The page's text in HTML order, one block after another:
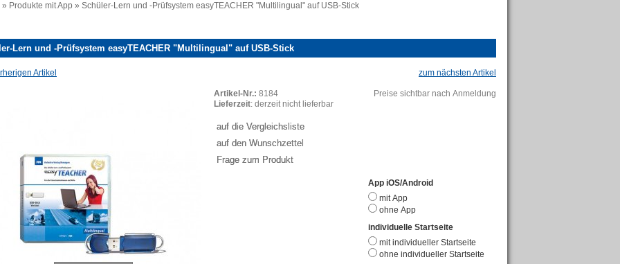
» Produkte mit App » Schüler-Lern und -Prüfsystem easyTEACHER "Multilingual" auf USB-Stick
Lern und -Prüfsystem easyTEACHER "Multilingual" auf USB-Stick
Artikel zum nächsten Artikel
Artikel-Nr.: 8184
Lieferzeit: derzeit nicht lieferbar
auf die Vergleichsliste
auf den Wunschzettel
Frage zum Produkt
Preise sichtbar nach Anmeldung
App iOS/Android
mit App
ohne App
individuelle Startseite
mit individueller Startseite
ohne individueller Startseite